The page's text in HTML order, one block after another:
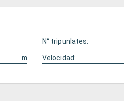
N° tripunlates:
m Velocidad: